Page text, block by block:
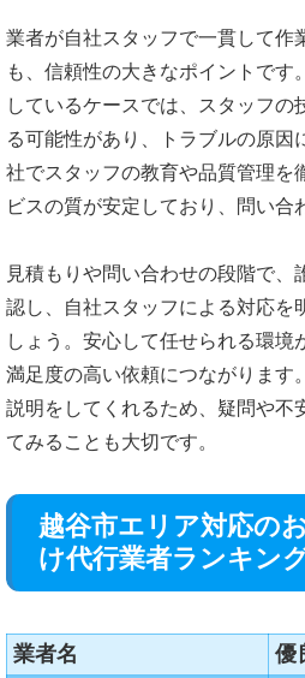
業者が自社スタッフで一貫して作
も、信頼性の大きなポイントです
しているケースでは、スタッフの
る可能性があり、トラブルの原因
社でスタッフの教育や品質管理を
ビスの質が安定しており、問い合
見積もりや問い合わせの段階で、
認し、自社スタッフによる対応を
しょう。安心して任せられる環境
満足度の高い依頼につながります
説明をしてくれるため、疑問や不
てみることも大切です。
越谷市エリア対応の
け代行業者ランキン
業者名 優